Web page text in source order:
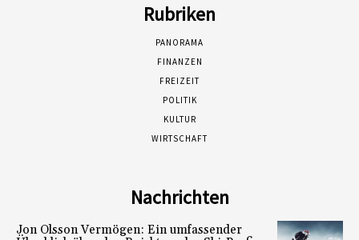
Rubriken
PANORAMA
FINANZEN
FREIZEIT
POLITIK
KULTUR
WIRTSCHAFT
Nachrichten
Jon Olsson Vermögen: Ein umfassender